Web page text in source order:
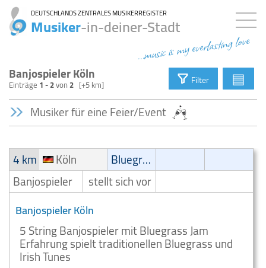
DEUTSCHLANDS ZENTRALES MUSIKERREGISTER
Musiker-in-deiner-Stadt
...music is my everlasting love
Banjospieler Köln
Einträge 1 - 2von2 [+5 km] Filter ▤
Musiker für eine Feier/Event
4 km Köln
Bluegrass
Banjospieler
stellt sich vor
Banjospieler Köln
5 String Banjospieler mit Bluegrass Jam
Erfahrung spielt traditionellen Bluegrass und
Irish Tunes